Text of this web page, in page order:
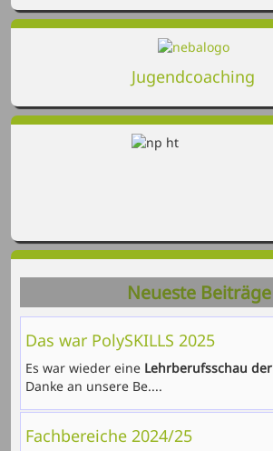
Jugendcoaching
Neueste Beiträge
Das war PolySKILLS 2025
Es war wieder eine Lehrberufsschau
Danke an unsere Be....
Fachbereiche 2024/25